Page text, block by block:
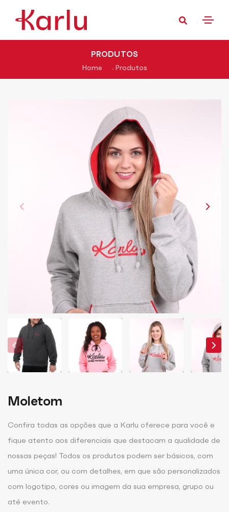
PRODUTOS
Home Produtos
Moletom
Confira todas as opções que a Karlu oferece para você e
fique atento aos diferenciais que destacam a qualidade de
nossas peças! Todos os produtos podem ser básicos, com
uma única cor, ou com detalhes, em que são personalizados
com logotipo, cores ou imagem da sua empresa, grupo ou
até evento.